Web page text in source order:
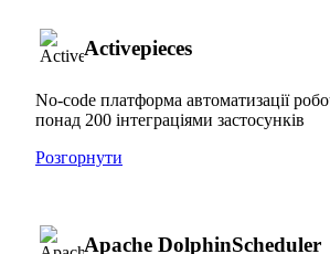
Activepieces
No-code платформа автоматизації
понад 200 інтеграціями застосунків
Розгорнути
Apache DolphinScheduler